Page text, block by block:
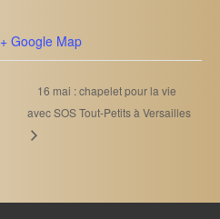
+ Google Map
16 mai : chapelet pour la vie
avec SOS Tout-Petits à Versailles